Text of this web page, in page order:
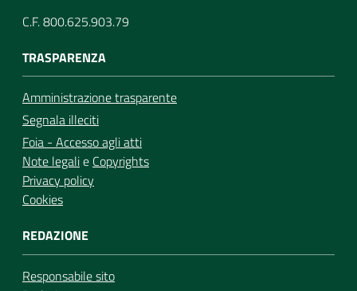
C.F. 800.625.903.79
TRASPARENZA
Amministrazione trasparente
Segnala illeciti
Foia - Accesso agli atti
Note legalie Copyrights
Privacy policy
Cookies
REDAZIONE
Responsabile sito